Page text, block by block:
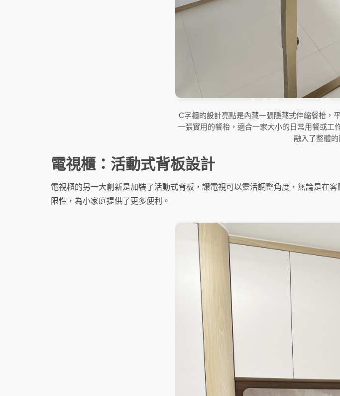
C字櫃的設計亮點是內藏一張隱藏式伸縮餐枱，
一張實用的餐枱，適合一家大小的日常用餐或工
融入了整體的
電視櫃：活動式背板設計
電視櫃的另一大創新是加裝了活動式背板，讓電視可以靈活調整角度，無論是在
限性，為小家庭提供了更多便利。